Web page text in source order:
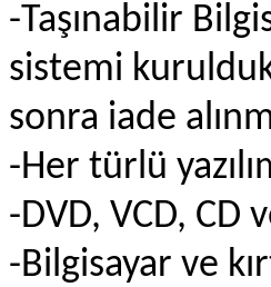
-Taşınabilir
sistemi
sonra iade
-Her türlü
-DVD, VCD, CD
-Bilgisayar ve